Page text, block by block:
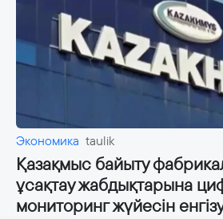
Экономика taulik
Қазақмыс байыту
ұсақтау жабдықтарына
мониторинг жүйесін